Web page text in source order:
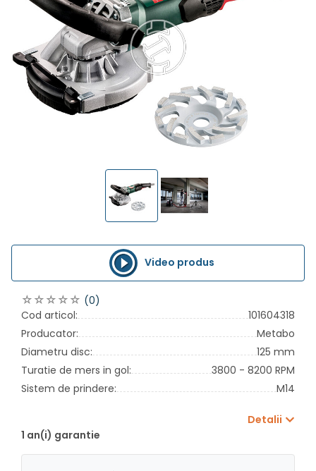
Video produs
(0)
Cod articol:
101604318
Producator:
Metabo
Diametru disc:
125 mm
Turatie de mers in gol:
3800 - 8200 RPM
Sistem de prindere:
M14
Detalii
1 an(i) garantie